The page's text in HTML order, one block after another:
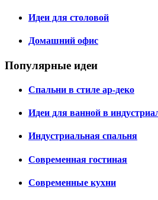
Идеи для столовой
Домашний офис
Популярные идеи
Спальни в стиле ар-деко
Идеи для ванной в
Индустриальная спальня
Современная гостиная
Современные кухни